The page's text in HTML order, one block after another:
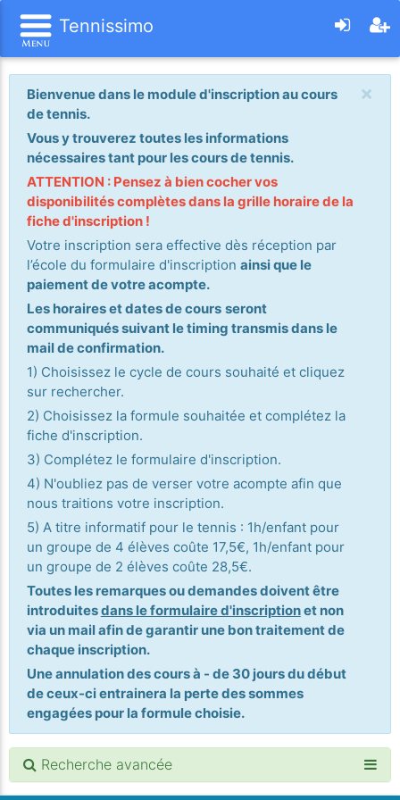
Tennissimo
×
Bienvenue dans le module d'inscription au cours
de tennis.
Vous y trouverez toutes les informations
nécessaires tant pour les cours de tennis.
ATTENTION : Pensez à bien cocher vos
disponibilités complètes dans la grille horaire de la
fiche d'inscription !
Votre inscription sera effective dès réception par
l’école du formulaire d'inscription ainsi que le
paiement de votre acompte.
Les horaires et dates de cours seront
communiqués suivant le timing transmis dans le
mail de confirmation.
1) Choisissez le cycle de cours souhaité et cliquez
sur rechercher.
2) Choisissez la formule souhaitée et complétez la
fiche d'inscription.
3) Complétez le formulaire d'inscription.
4) N'oubliez pas de verser votre acompte afin que
nous traitions votre inscription.
5) A titre informatif pour le tennis : 1h/enfant pour
un groupe de 4 élèves coûte 17,5€, 1h/enfant pour
un groupe de 2 élèves coûte 28,5€.
Toutes les remarques ou demandes doivent être
introduitesdans le formulaire d'inscriptionet non
via un mail afin de garantir une bon traitement de
chaque inscription.
Une annulation des cours à - de 30 jours du début
de ceux-ci entrainera la perte des sommes
engagées pour la formule choisie.
Recherche avancée